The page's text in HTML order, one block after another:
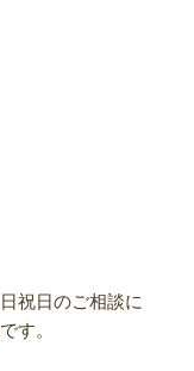
祝日のご相談に
す。